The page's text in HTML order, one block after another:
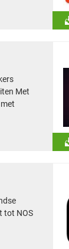
Met
tot NOS